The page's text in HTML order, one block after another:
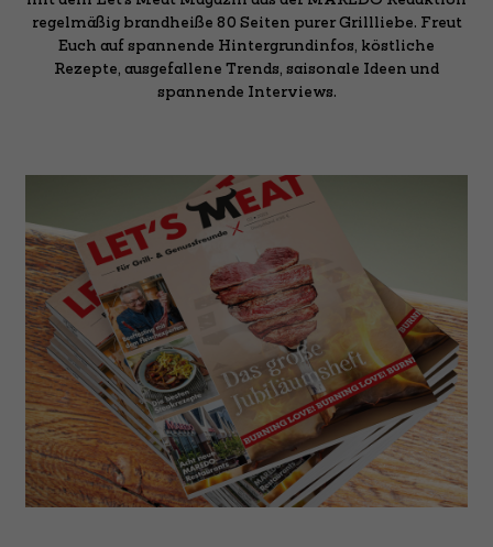
regelmäßig brandheiße 80 Seiten purer Grillliebe. Freut
Euch auf spannende Hintergrundinfos, köstliche
Rezepte, ausgefallene Trends, saisonale Ideen und
spannende Interviews.